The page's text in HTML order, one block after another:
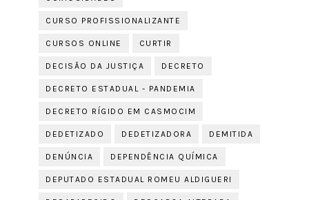
CURSO PROFISSIONALIZANTE
CURSOS ONLINE CURTIR
DECISÃO DA JUSTIÇA DECRETO
DECRETO ESTADUAL - PANDEMIA
DECRETO RÍGIDO EM CASMOCIM
DEDETIZADO DEDETIZADORA DEMITIDA
DENÚNCIA DEPENDÊNCIA QUÍMICA
DEPUTADO ESTADUAL ROMEU ALDIGUERI